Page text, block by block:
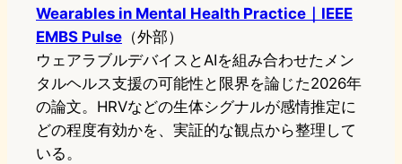
Wearables in Mental Health Practice｜IEEE
EMBS Pulse （外部）
ウェアラブルデバイスとAIを組み合わせたメン
タルヘルス支援の可能性と限界を論じた2026年
の論文。HRVなどの生体シグナルが感情推定に
どの程度有効かを、実証的な観点から整理して
いる。